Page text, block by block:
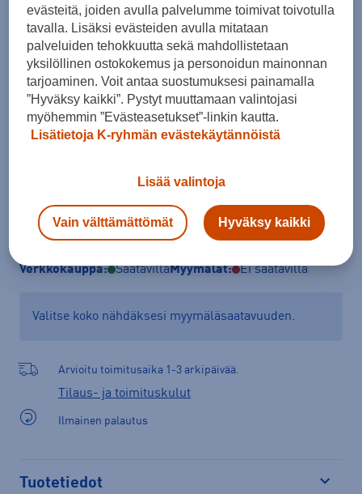
Koko
M
Kokotaulukko
Tarkista saatavuus ja tilaa myymälästä
Verkkokauppa: SaatavillaMyymälät: Ei saatavilla
Valitse koko nähdäksesi myymäläsaatavuuden.
Arvioitu toimitusaika 1-3 arkipäivää.
Tilaus- ja toimituskulut
Ilmainen palautus
Tuotetiedot
evästeitä, joiden avulla palvelumme toimivat toivotulla
tavalla. Lisäksi evästeiden avulla mitataan
palveluiden tehokkuutta sekä mahdollistetaan
yksilöllinen ostokokemus ja personoidun mainonnan
tarjoaminen. Voit antaa suostumuksesi painamalla
”Hyväksy kaikki”. Pystyt muuttamaan valintojasi
myöhemmin ”Evästeasetukset”-linkin kautta.
Lisätietoja K-ryhmän evästekäytännöistä
Lisää valintoja
Vain välttämättömät Hyväksy kaikki